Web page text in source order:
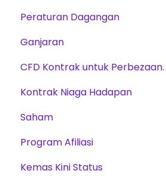
Peraturan Dagangan
Peraturan Asas untuk CFD,
Ganjaran
Yuran
Kaedah ganjaran
CFD Kontrak untuk Perbezaan.
Produk Dagangan
Cabaran Dagangan
Platforms
Kontrak Niaga Hadapan
Pelan Penskalaan
Cabaran Dagangan
Dagangan – Data Pasaran
Saham
Cabaran Dagangan
Program Afiliasi
Pembayaran Keuntungan
Kemas Kini Status